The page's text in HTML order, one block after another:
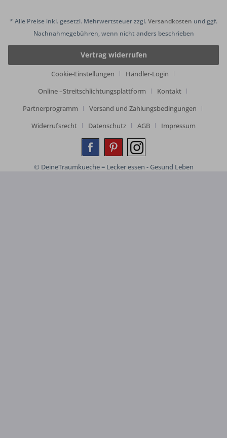
* Alle Preise inkl. gesetzl. Mehrwertsteuer zzgl.Versandkosten und ggf.
Nachnahmegebühren, wenn nicht anders beschrieben
Vertrag widerrufen
Cookie-Einstellungen
Händler-Login
Online –Streitschlichtungsplattform
Kontakt
Partnerprogramm
Versand und Zahlungsbedingungen
Widerrufsrecht
Datenschutz AGB Impressum
© DeineTraumkueche = Lecker essen - Gesund Leben